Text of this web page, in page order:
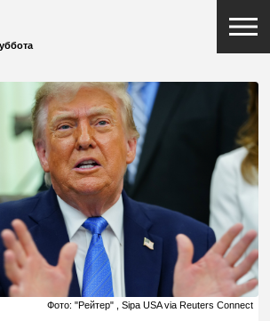
Фото: "Рейтер" , Sipa USA via Reuters Connect